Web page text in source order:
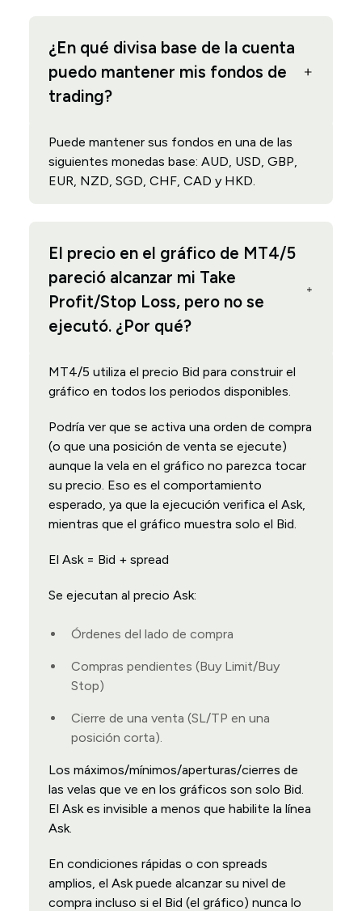
¿En qué divisa base de la cuenta
puedo mantener mis fondos de
trading?
Puede mantener sus fondos en una de las
siguientes monedas base: AUD, USD, GBP,
EUR, NZD, SGD, CHF, CAD y HKD.
El precio en el gráfico de MT4/5
pareció alcanzar mi Take
Profit/Stop Loss, pero no se
ejecutó. ¿Por qué?
MT4/5 utiliza el precio Bid para construir el
gráfico en todos los periodos disponibles.
Podría ver que se activa una orden de compra
(o que una posición de venta se ejecute)
aunque la vela en el gráfico no parezca tocar
su precio. Eso es el comportamiento
esperado, ya que la ejecución verifica el Ask,
mientras que el gráfico muestra solo el Bid.
El Ask = Bid + spread
Se ejecutan al precio Ask:
Órdenes del lado de compra
Compras pendientes (Buy Limit/Buy
Stop)
Cierre de una venta (SL/TP en una
posición corta).
Los máximos/mínimos/aperturas/cierres de
las velas que ve en los gráficos son solo Bid.
El Ask es invisible a menos que habilite la línea
Ask.
En condiciones rápidas o con spreads
amplios, el Ask puede alcanzar su nivel de
compra incluso si el Bid (el gráfico) nunca lo